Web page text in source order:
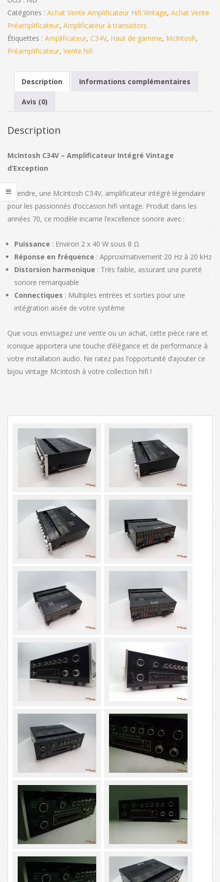
(import)
Catégories : Achat Vente Amplificateur Hifi Vintage, Achat Vente
Préamplificateur, Amplificateur à transistors
Étiquettes : Amplificateur, C34V, Haut de gamme, McIntosh,
Préamplificateur, Vente hifi
Description Informations complémentaires
Avis (0)
Description
McIntosh C34V – Amplificateur Intégré Vintage
d’Exception
À vendre, une McIntosh C34V, amplificateur intégré légendaire
pour les passionnés d’occasion hifi vintage. Produit dans les
années 70, ce modèle incarne l’excellence sonore avec :
Puissance : Environ 2 x 40 W sous 8 Ω
Réponse en fréquence : Approximativement 20 Hz à 20 kHz
Distorsion harmonique : Très faible, assurant une pureté
sonore remarquable
Connectiques : Multiples entrées et sorties pour une
intégration aisée de votre système
Que vous envisagiez une vente ou un achat, cette pièce rare et
iconique apportera une touche d’élégance et de performance à
votre installation audio. Ne ratez pas l’opportunité d’ajouter ce
bijou vintage McIntosh à votre collection hifi !